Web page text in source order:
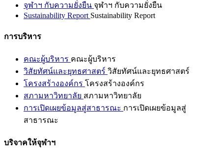
จุฬาฯ กับความยั่งยืน จุฬาฯ กับความยั่งยืน
Sustainability Report Sustainability Report
การบริหาร
คณะผู้บริหาร คณะผู้บริหาร
วิสัยทัศน์และยุทธศาสตร์ วิสัยทัศน์และยุทธศาสตร์
โครงสร้างองค์กร โครงสร้างองค์กร
สภามหาวิทยาลัย สภามหาวิทยาลัย
การเปิดเผยข้อมูลสู่สาธารณะ การเปิดเผยข้อมูลสู่
สาธารณะ
บริจาคให้จุฬาฯ